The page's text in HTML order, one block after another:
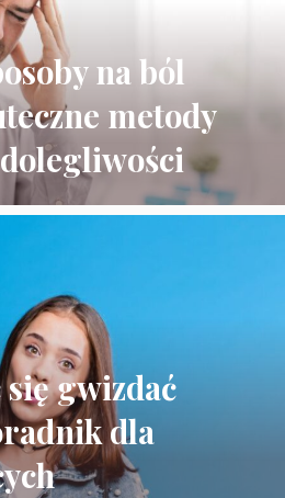
na ból
metody
się gwizdać
dla